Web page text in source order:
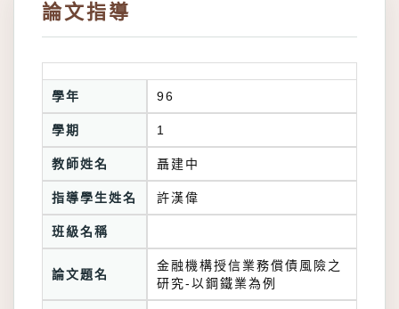
論文指導
學年 96
學期 1
教師姓名 聶建中
指導學生姓名 許漢偉
班級名稱
論文題名
金融機構授信業務償債風險之
研究-以鋼鐵業為例